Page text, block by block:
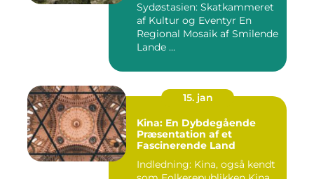
HER]
Sydøstasien: Skatkammeret
af Kultur og Eventyr En
Regional Mosaik af Smilende
Lande ...
15. jan
Kina: En Dybdegående
Præsentation af et
Fascinerende Land
Indledning: Kina, også kendt